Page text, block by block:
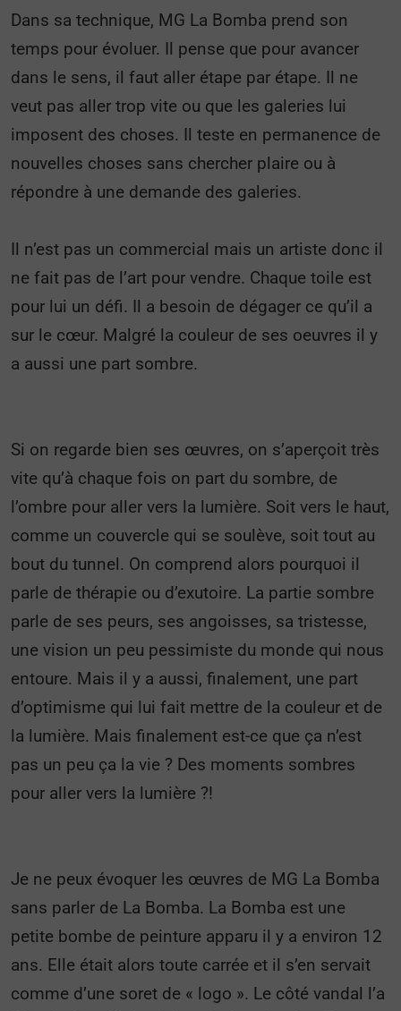
Dans sa technique, MG La Bomba prend son
temps pour évoluer. Il pense que pour avancer
dans le sens, il faut aller étape par étape. Il ne
veut pas aller trop vite ou que les galeries lui
imposent des choses. Il teste en permanence de
nouvelles choses sans chercher plaire ou à
répondre à une demande des galeries.
Il n’est pas un commercial mais un artiste donc il
ne fait pas de l’art pour vendre. Chaque toile est
pour lui un défi. Il a besoin de dégager ce qu’il a
sur le cœur. Malgré la couleur de ses oeuvres il y
a aussi une part sombre.
Si on regarde bien ses œuvres, on s’aperçoit très
vite qu’à chaque fois on part du sombre, de
l’ombre pour aller vers la lumière. Soit vers le haut,
comme un couvercle qui se soulève, soit tout au
bout du tunnel. On comprend alors pourquoi il
parle de thérapie ou d’exutoire. La partie sombre
parle de ses peurs, ses angoisses, sa tristesse,
une vision un peu pessimiste du monde qui nous
entoure. Mais il y a aussi, finalement, une part
d’optimisme qui lui fait mettre de la couleur et de
la lumière. Mais finalement est-ce que ça n’est
pas un peu ça la vie ? Des moments sombres
pour aller vers la lumière ?!
Je ne peux évoquer les œuvres de MG La Bomba
sans parler de La Bomba. La Bomba est une
petite bombe de peinture apparu il y a environ 12
ans. Elle était alors toute carrée et il s’en servait
comme d’une soret de « logo ». Le côté vandal l’a